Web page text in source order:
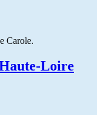
Carole.
Loire